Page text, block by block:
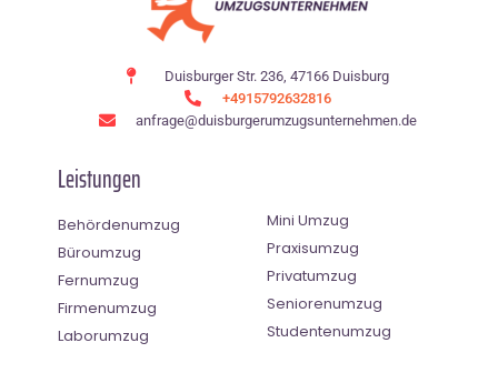
Duisburger Str. 236, 47166 Duisburg
+4915792632816
anfrage@duisburgerumzugsunternehmen.de
Leistungen
Behördenumzug
Büroumzug
Fernumzug
Firmenumzug
Laborumzug
Mini Umzug
Praxisumzug
Privatumzug
Seniorenumzug
Studentenumzug